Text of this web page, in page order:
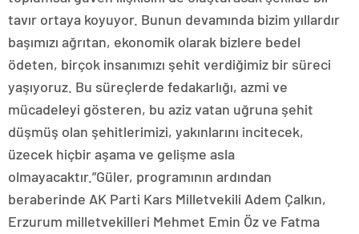
tavır ortaya koyuyor. Bunun devamında bizim yıllardır
başımızı ağrıtan, ekonomik olarak bizlere bedel
ödeten, birçok insanımızı şehit verdiğimiz bir süreci
yaşıyoruz. Bu süreçlerde fedakarlığı, azmi ve
mücadeleyi gösteren, bu aziz vatan uğruna şehit
düşmüş olan şehitlerimizi, yakınlarını incitecek,
üzecek hiçbir aşama ve gelişme asla
olmayacaktır.”Güler, programının ardından
beraberinde AK Parti Kars Milletvekili Adem Çalkın,
Erzurum milletvekilleri Mehmet Emin Öz ve Fatma